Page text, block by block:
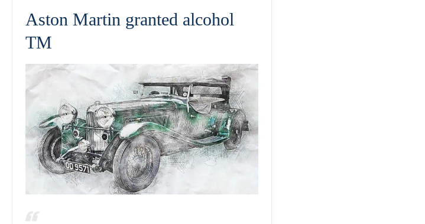
Aston Martin granted alcohol
TM